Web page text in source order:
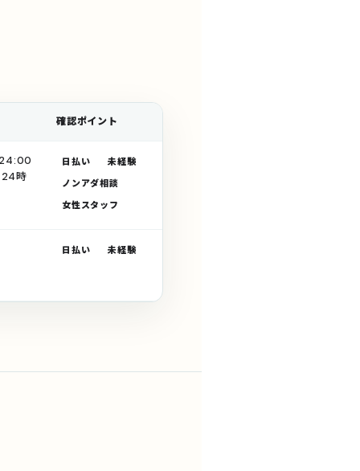
確認ポイント
24時
日払い
未経験
ノンアダ相談
女性スタッフ
日払い 未経験